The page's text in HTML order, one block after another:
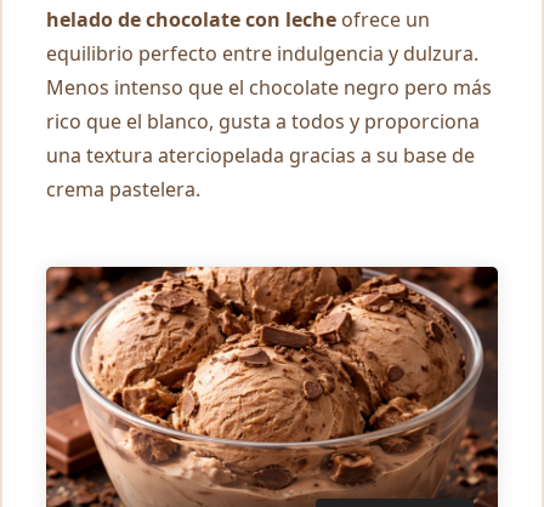
helado de chocolate con leche ofrece un
equilibrio perfecto entre indulgencia y dulzura.
Menos intenso que el chocolate negro pero más
rico que el blanco, gusta a todos y proporciona
una textura aterciopelada gracias a su base de
crema pastelera.